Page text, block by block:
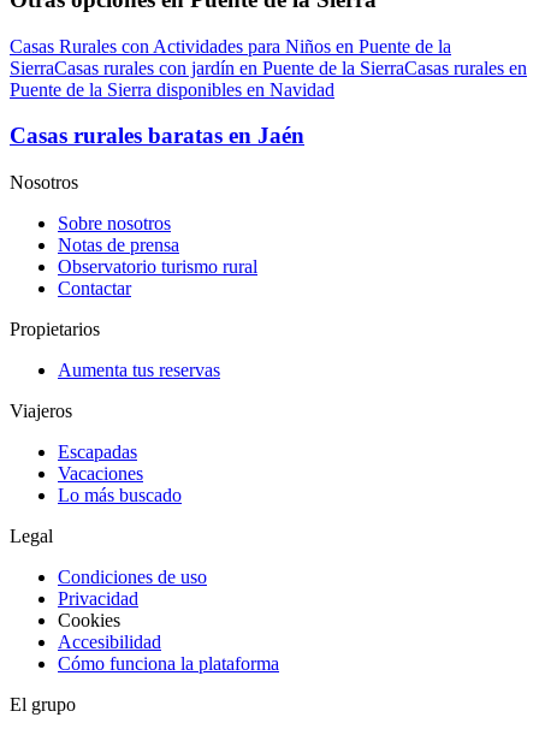
Casas Rurales con Actividades para Niños en Puente de la
SierraCasas rurales con jardín en Puente de la SierraCasas rurales en
Puente de la Sierra disponibles en Navidad
Casas rurales baratas en Jaén
Nosotros
Sobre nosotros
Notas de prensa
Observatorio turismo rural
Contactar
Propietarios
Aumenta tus reservas
Viajeros
Escapadas
Vacaciones
Lo más buscado
Legal
Condiciones de uso
Privacidad
Cookies
Accesibilidad
Cómo funciona la plataforma
El grupo